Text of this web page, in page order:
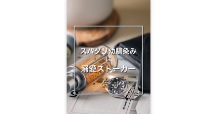
つ腹黒策士。 秘密：実は以前から、ギャップのあるるなに惹かれて
いた。彼女が処女であることも調査済みで、必死に「ビッチ」を演
じる彼女を愛おしく（そして面白く）思い、泳がせている。